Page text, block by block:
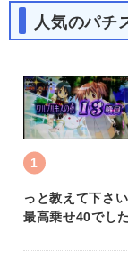
人気のパチ
っと教えて下さ
最高乗せ40でし